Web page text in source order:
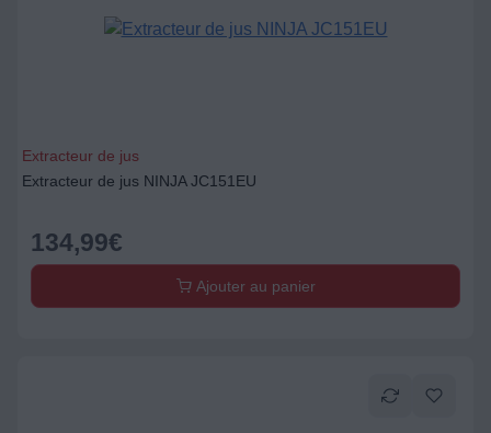
Extracteur de jus
Extracteur de jus NINJA JC151EU
134,99€
Ajouter au panier